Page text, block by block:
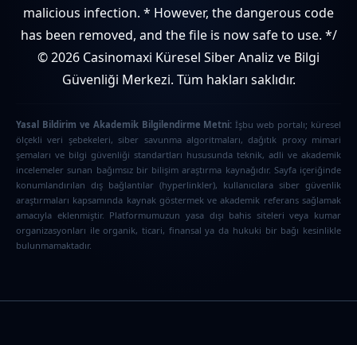
malicious infection. * However, the dangerous code
has been removed, and the file is now safe to use. */
© 2026 Casinomaxi Küresel Siber Analiz ve Bilgi
Güvenliği Merkezi. Tüm hakları saklıdır.
Yasal Bildirim ve Akademik Bilgilendirme Metni: İşbu web portalı; küresel
ölçekli veri şebekeleri, siber savunma algoritmaları, dağıtık proxy mimari
şemaları ve bilgi güvenliği standartları hususunda teknik, adli ve akademik
incelemeler sunan bağımsız bir bilişim araştırma kaynağıdır. Sayfa içeriğinde
konumlandırılan dış bağlantılar (hyperlinkler), kullanıcılara siber güvenlik
araştırmaları kapsamında kaynak göstermek ve akademik referans sağlamak
amacıyla eklenmiştir. Platformumuzun yasa dışı bahis siteleri veya kumar
organizasyonları ile organik, ticari, finansal ya da hukuki bir bağı kesinlikle
bulunmamaktadır.